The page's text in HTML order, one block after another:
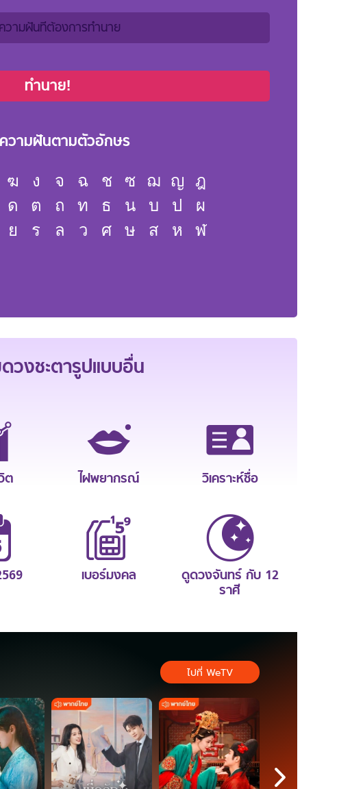
ทำนาย!
วามฝันตามตัวอักษร
ฆ ง จ ฉ ช ซ ฌ ญ ฎ
ด ต ถ ท ธ น บ ป
ผ
ย ร ล ว ศ ษ ส ห ฬ
วงชะตารูปแบบอื่น
ต ไฝพยากรณ์ วิเคราะห์ชื่อ
เบอร์มงคล
ดูดวงจันทร์ กับ 12
ราศี
ไปที่ WeTV